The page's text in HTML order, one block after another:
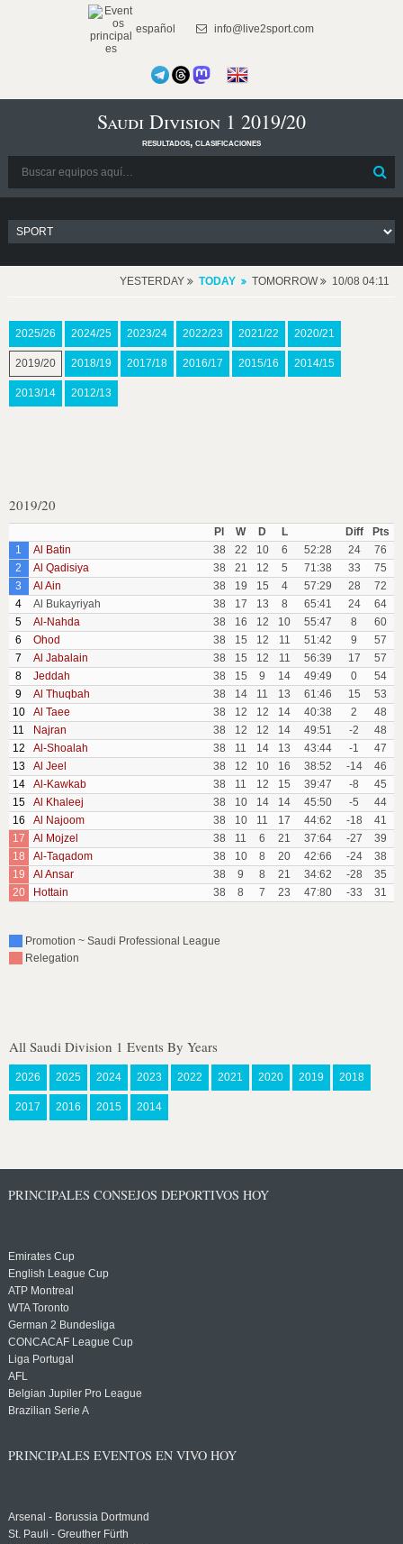
español info@live2sport.com
Saudi Division 1 2019/20
resultados, clasificaciones
YESTERDAY TODAY TOMORROW 10/08 04:11
2025/26 2024/25 2023/24 2022/23 2021/22 2020/21
2019/20 2018/19 2017/18 2016/17 2015/16 2014/15
2013/14 2012/13
2019/20
Pl W D L Diff
Pts
1
Al Batin 38 22 10 6 52:28 24
76
2
Al Qadisiya 38 21 12 5 71:38 33
75
3
Al Ain 38 19 15 4 57:29 28
72
4
Al Bukayriyah 38 17 13 8 65:41 24
64
5
Al-Nahda 38 16 12 10 55:47 8
60
6
Ohod 38 15 12 11 51:42 9
57
7
Al Jabalain 38 15 12 11 56:39 17
57
8
Jeddah 38 15 9 14 49:49 0
54
9
Al Thuqbah 38 14 11 13 61:46 15
53
10
Al Taee 38 12 12 14 40:38 2
48
11
Najran 38 12 12 14 49:51 -2
48
12
Al-Shoalah 38 11 14 13 43:44 -1
47
13
Al Jeel 38 12 10 16 38:52 -14
46
14
Al-Kawkab 38 11 12 15 39:47 -8
45
15
Al Khaleej 38 10 14 14 45:50 -5
44
16
Al Najoom 38 10 11 17 44:62 -18
41
17
Al Mojzel 38 11 6 21 37:64 -27
39
18
Al-Taqadom 38 10 8 20 42:66 -24
38
19
Al Ansar 38 9 8 21 34:62 -28
35
20
Hottain 38 8 7 23 47:80 -33 31
Promotion ~ Saudi Professional League
Relegation
All Saudi Division 1 Events By Years
2026 2025 2024 2023 2022 2021 2020 2019 2018
2017 2016 2015 2014
PRINCIPALES CONSEJOS DEPORTIVOS HOY
Emirates Cup
English League Cup
ATP Montreal
WTA Toronto
German 2 Bundesliga
CONCACAF League Cup
Liga Portugal
AFL
Belgian Jupiler Pro League
Brazilian Serie A
PRINCIPALES EVENTOS EN VIVO HOY
Arsenal - Borussia Dortmund
St. Pauli - Greuther Fürth